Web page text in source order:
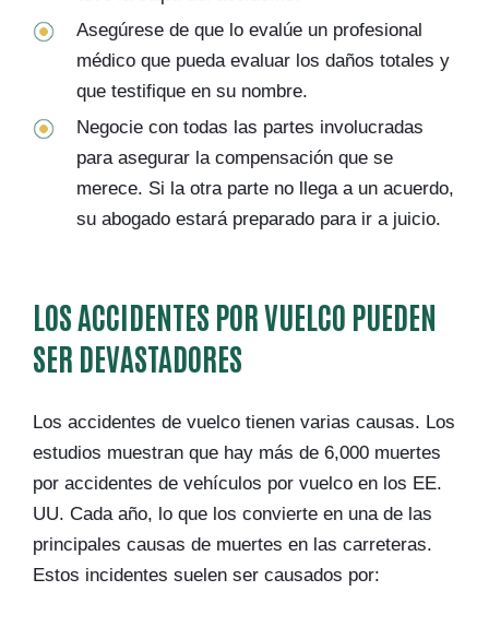
Asegúrese de que lo evalúe un profesional
médico que pueda evaluar los daños totales y
que testifique en su nombre.
Negocie con todas las partes involucradas
para asegurar la compensación que se
merece. Si la otra parte no llega a un acuerdo,
su abogado estará preparado para ir a juicio.
LOS ACCIDENTES POR VUELCO PUEDEN
SER DEVASTADORES
Los accidentes de vuelco tienen varias causas. Los
estudios muestran que hay más de 6,000 muertes
por accidentes de vehículos por vuelco en los EE.
UU. Cada año, lo que los convierte en una de las
principales causas de muertes en las carreteras.
Estos incidentes suelen ser causados ​​por: